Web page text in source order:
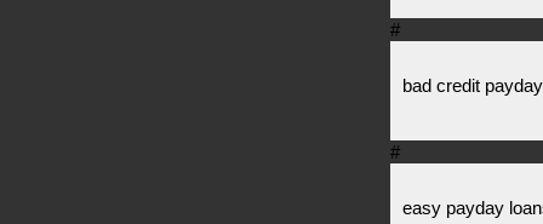
#
bad credit
#
easy payday